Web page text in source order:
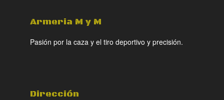
Armeria M y M
Pasión por la caza y el tiro deportivo y precisión.
Dirección